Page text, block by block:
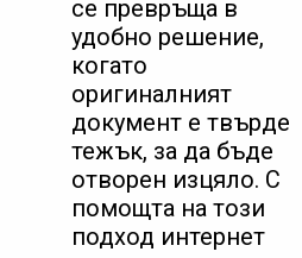
се превръща в
удобно решение,
когато
оригиналният
документ е твърде
тежък, за да бъде
отворен изцяло. С
помощта на този
подход интернет